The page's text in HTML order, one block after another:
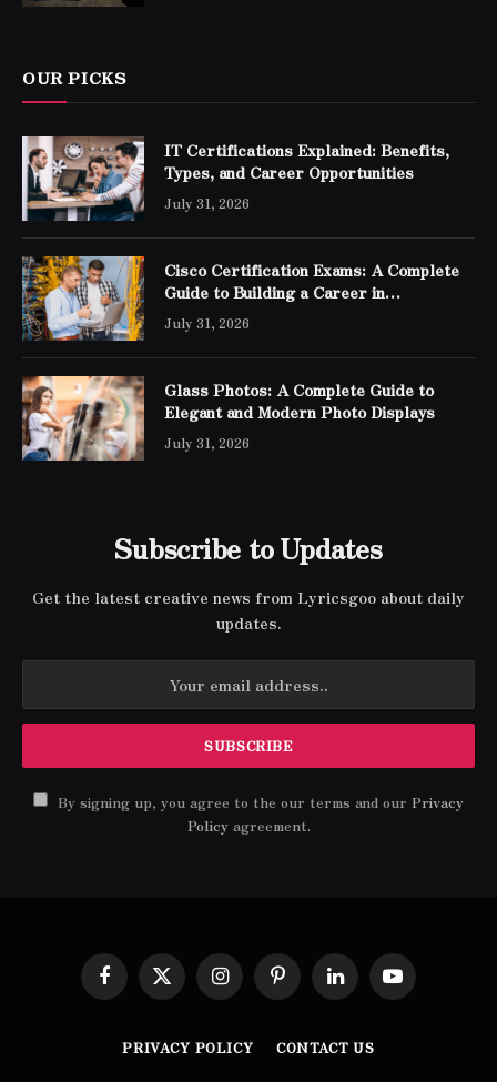
OUR PICKS
IT Certifications Explained: Benefits,
Types, and Career Opportunities
July 31, 2026
Cisco Certification Exams: A Complete
Guide to Building a Career in
Networking
July 31, 2026
Glass Photos: A Complete Guide to
Elegant and Modern Photo Displays
July 31, 2026
Subscribe to Updates
Get the latest creative news from Lyricsgoo about daily
updates.
By signing up, you agree to the our terms and our Privacy
Policyagreement.
Facebook
X
(Twitter)
InstagramPinterestLinkedInYouTube
PRIVACY POLICY CONTACT US